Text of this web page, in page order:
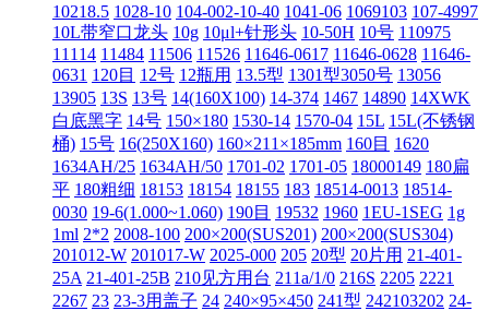
10218.5 1028-10 104-002-10-40 1041-06 1069103 107-4997
10L带窄口龙头 10g 10μl+针形头 10‐50H 10号 110975
11114 11484 11506 11526 11646-0617 11646-0628 11646-
0631 120目 12号 12瓶用 13.5型 1301型3050号 13056
13905 13S 13号 14(160X100) 14-374 1467 14890 14XWK
白底黑字 14号 150×180 1530-14 1570-04 15L 15L(不锈钢
桶) 15号 16(250X160) 160×211×185mm 160目 1620
1634AH/25 1634AH/50 1701-02 1701-05 18000149 180扁
平 180粗细 18153 18154 18155 183 18514-0013 18514-
0030 19-6(1.000~1.060) 190目 19532 1960 1EU-1SEG 1g
1ml 2*2 2008-100 200×200(SUS201) 200×200(SUS304)
201012-W 201017-W 2025-000 205 20型 20片用 21-401-
25A 21-401-25B 210见方用台 211a/1/0 216S 2205 2221
2267 23 23-3用盖子 24 240×95×450 241型 242103202 24‐